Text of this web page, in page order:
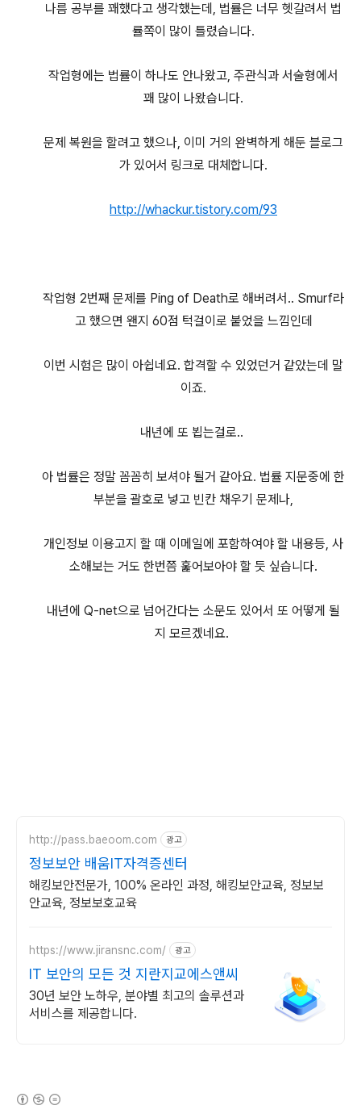
나름 공부를 꽤했다고 생각했는데, 법률은 너무 헷갈려서 법
률쪽이 많이 틀렸습니다.
작업형에는 법률이 하나도 안나왔고, 주관식과 서술형에서
꽤 많이 나왔습니다.
문제 복원을 할려고 했으나, 이미 거의 완벽하게 해둔 블로그
가 있어서 링크로 대체합니다.
http://whackur.tistory.com/93
작업형 2번째 문제를 Ping of Death로 해버려서.. Smurf라
고 했으면 왠지 60점 턱걸이로 붙었을 느낌인데
이번 시험은 많이 아쉽네요. 합격할 수 있었던거 같았는데 말
이죠.
내년에 또 뵙는걸로..
아 법률은 정말 꼼꼼히 보셔야 될거 같아요. 법률 지문중에 한
부분을 괄호로 넣고 빈칸 채우기 문제나,
개인정보 이용고지 할 때 이메일에 포함하여야 할 내용등, 사
소해보는 거도 한번쯤 훑어보아야 할 듯 싶습니다.
내년에 Q-net으로 넘어간다는 소문도 있어서 또 어떻게 될
지 모르겠네요.
http://pass.baeoom.com 광고
정보보안 배움IT자격증센터
해킹보안전문가, 100% 온라인 과정, 해킹보안교육, 정보보
안교육, 정보보호교육
https://www.jiransnc.com/ 광고
IT 보안의 모든 것 지란지교에스앤씨
30년 보안 노하우, 분야별 최고의 솔루션과
서비스를 제공합니다.